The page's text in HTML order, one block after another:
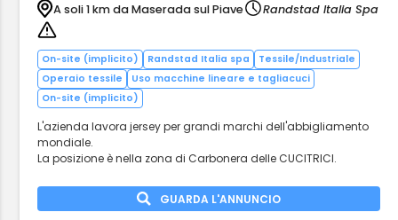
A soli 1 km da Maserada sul Piave Randstad Italia Spa
On-site (implicito) Randstad Italia spa
Tessile/Industriale
Operaio tessile
Uso macchine lineare e tagliacuci
On-site (implicito)
L'azienda lavora jersey per grandi marchi dell'abbigliamento
mondiale.
La posizione è nella zona di Carbonera delle CUCITRICI.
GUARDA L'ANNUNCIO